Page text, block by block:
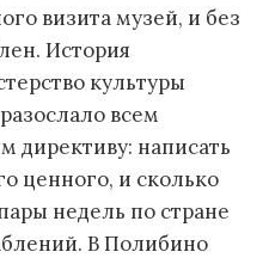
визита музей, и без
История
культуры
всем
директиву: написать
ценного, и сколько
недель по стране
В Полибино